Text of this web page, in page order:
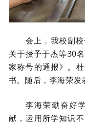
会上，我校副
关于授予于杰等30
家称号的通报》。
书。随后，李海荣发
李海荣勤奋好
献，运用所学知识